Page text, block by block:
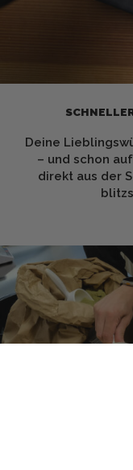
Deine
– und schon
direkt aus der